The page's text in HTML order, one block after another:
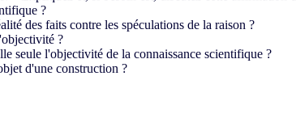
?
des faits contre les spéculations de la raison ?
?
seule l'objectivité de la connaissance scientifique ?
d'une construction ?